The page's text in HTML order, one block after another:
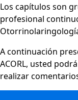
Los capítulos son
profesional
A continuación
ACORL, usted
realizar